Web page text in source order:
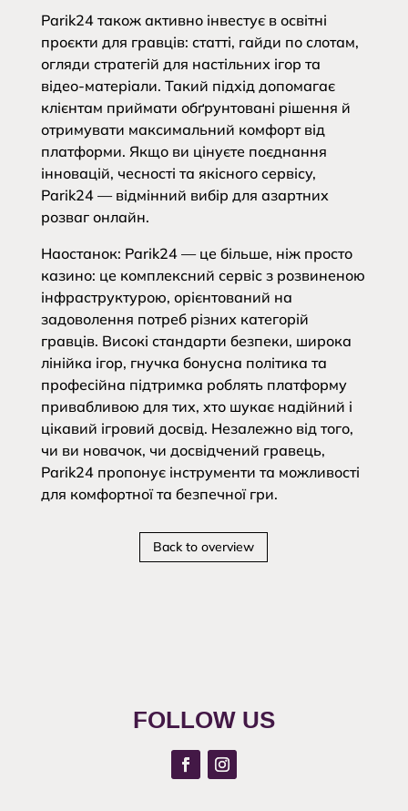
Parik24 також активно інвестує в освітні
проєкти для гравців: статті, гайди по слотам,
огляди стратегій для настільних ігор та
відео-матеріали. Такий підхід допомагає
клієнтам приймати обґрунтовані рішення й
отримувати максимальний комфорт від
платформи. Якщо ви цінуєте поєднання
інновацій, чесності та якісного сервісу,
Parik24 — відмінний вибір для азартних
розваг онлайн.
Наостанок: Parik24 — це більше, ніж просто
казино: це комплексний сервіс з розвиненою
інфраструктурою, орієнтований на
задоволення потреб різних категорій
гравців. Високі стандарти безпеки, широка
лінійка ігор, гнучка бонусна політика та
професійна підтримка роблять платформу
привабливою для тих, хто шукає надійний і
цікавий ігровий досвід. Незалежно від того,
чи ви новачок, чи досвідчений гравець,
Parik24 пропонує інструменти та можливості
для комфортної та безпечної гри.
Back to overview
FOLLOW US